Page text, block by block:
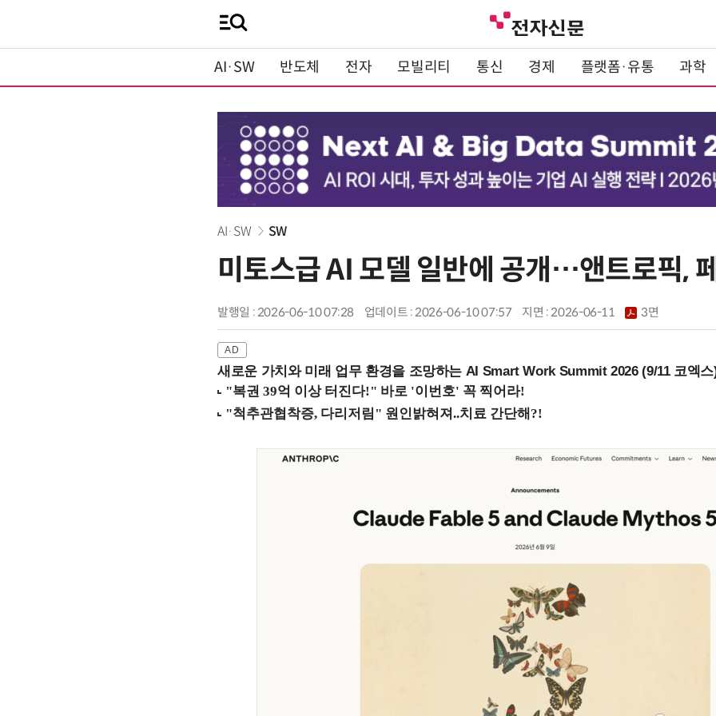
AI·SW 반도체 전자 모빌리티 통신 경제 플랫폼·유통 과학
AI·SW SW
미토스급 AI 모델 일반에 공개…앤트로픽,
발행일 : 2026-06-10 07:28 업데이트 : 2026-06-10 07:57 지면 :2026-06-11 3면
새로운 가치와 미래 업무 환경을 조망하는 AI Smart Work Summit 2026 (9/11 코엑